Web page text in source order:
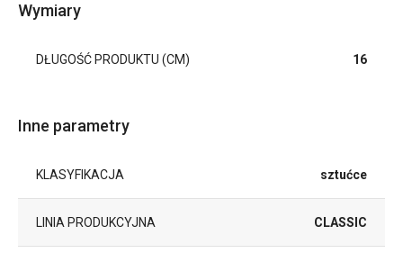
Wymiary
DŁUGOŚĆ PRODUKTU (CM) 16
Inne parametry
KLASYFIKACJA sztućce
LINIA PRODUKCYJNA CLASSIC